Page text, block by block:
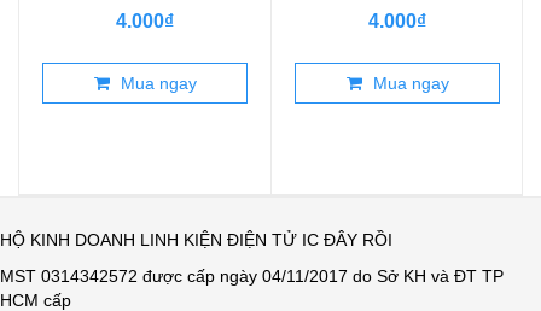
4.000₫
Mua ngay
4.000₫
Mua ngay
HỘ KINH DOANH LINH KIỆN ĐIỆN TỬ IC ĐÂY RỒI
MST 0314342572 được cấp ngày 04/11/2017 do Sở KH và ĐT TP
HCM cấp